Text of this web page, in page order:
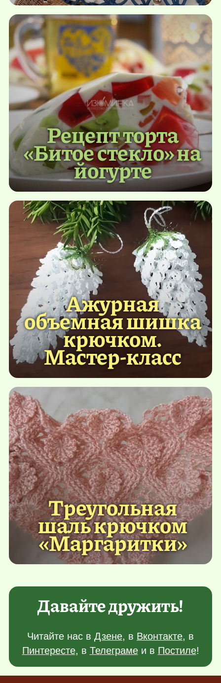
Рецепт торта
«Битое стекло» на
йогурте
Ажурная
объемная шишка
крючком.
Мастер-класс
Треугольная
шаль крючком
«Маргаритки»
Давайте дружить!
Читайте нас в Дзене, в Вконтакте, в
Пинтересте, в Телеграмеи в Постиле!